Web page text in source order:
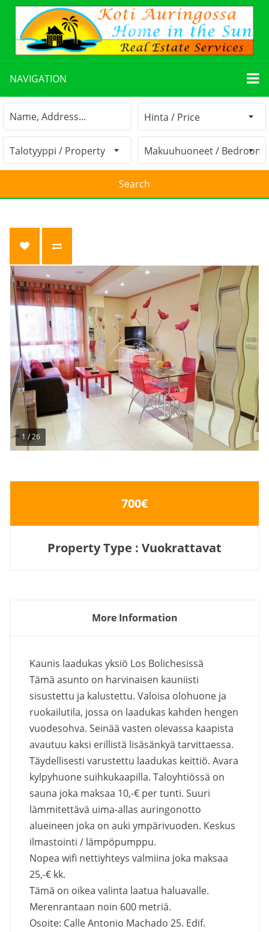
NAVIGATION
1 /26
700€
Property Type : Vuokrattavat
More Information
Kaunis laadukas yksiö Los Bolichesissä
Tämä asunto on harvinaisen kauniisti
sisustettu ja kalustettu. Valoisa olohuone ja
ruokailutila, jossa on laadukas kahden hengen
vuodesohva. Seinää vasten olevassa kaapista
avautuu kaksi erillistä lisäsänkyä tarvittaessa.
Täydellisesti varustettu laadukas keittiö. Avara
kylpyhuone suihkukaapilla. Taloyhtiössä on
sauna joka maksaa 10,-€ per tunti. Suuri
lämmitettävä uima-allas auringonotto
alueineen joka on auki ympärivuoden. Keskus
ilmastointi / lämpöpumppu.
Nopea wifi nettiyhteys valmiina joka maksaa
25,-€ kk.
Tämä on oikea valinta laatua haluavalle.
Merenrantaan noin 600 metriä.
Osoite: Calle Antonio Machado 25. Edif.